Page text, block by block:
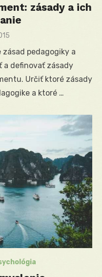
zásady a ich
zásad pedagogiky a
a definovať zásady
Určiť ktoré zásady
a ktoré …